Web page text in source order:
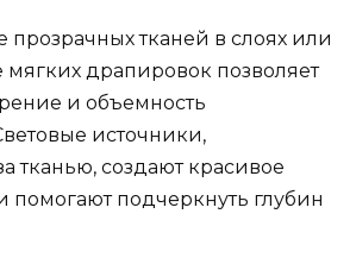
прозрачных тканей в слоях или
мягких драпировок позволяет
и объемность
источники,
тканью, создают красивое
помогают подчеркнуть глубин